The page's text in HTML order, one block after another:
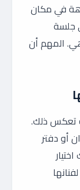
في مكان
جلسة
المهم أن
تعكس ذلك.
أو دفتر